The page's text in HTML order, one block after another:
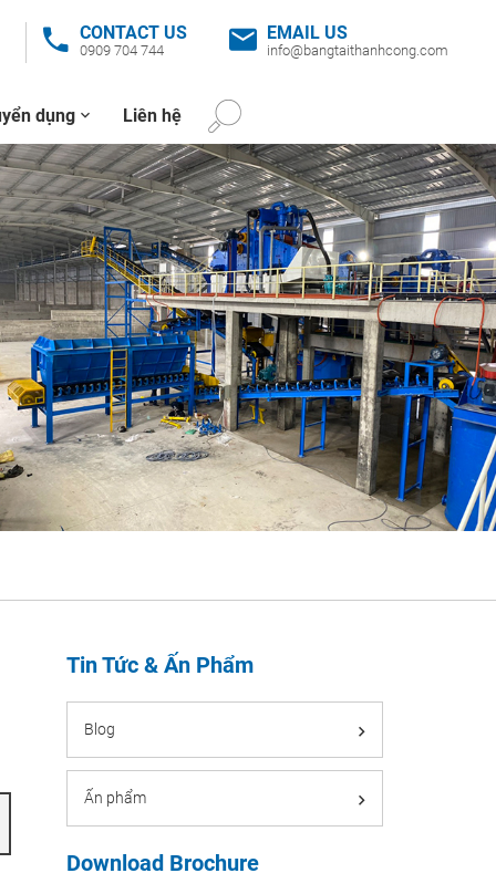
CONTACT US
0909 704 744
EMAIL US
info@bangtaithanhcong.com
dụng Liên hệ
Tin Tức & Ấn Phẩm
Blog
Ấn phẩm
Download Brochure